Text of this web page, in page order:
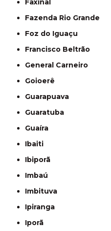
Faxinal
Fazenda Rio Grande
Foz do Iguaçu
Francisco Beltrão
General Carneiro
Goioerê
Guarapuava
Guaratuba
Guaíra
Ibaiti
Ibiporã
Imbaú
Imbituva
Ipiranga
Iporã